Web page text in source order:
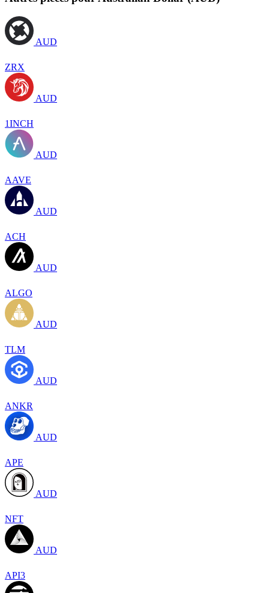
AUD
ZRX
AUD
1INCH
AUD
AAVE
AUD
ACH
AUD
ALGO
AUD
TLM
AUD
ANKR
AUD
APE
AUD
NFT
AUD
API3